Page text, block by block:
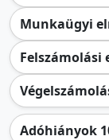
Munkaügyi
Felszámolási
Adóhiányok